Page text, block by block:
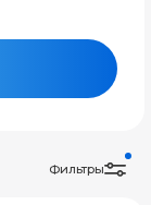
Фильтры